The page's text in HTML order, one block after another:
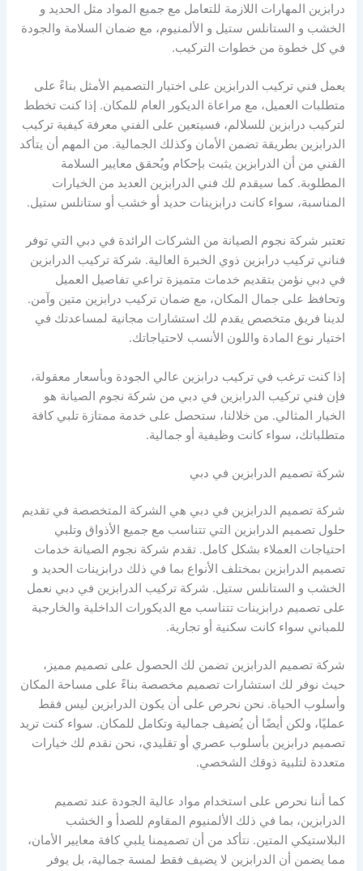
درابزين المهارات اللازمة للتعامل مع جميع المواد مثل الحديد و
الخشب و الستانلس ستيل و الألمنيوم، مع ضمان السلامة والجودة
في كل خطوة من خطوات التركيب.
يعمل فني تركيب الدرابزين على اختيار التصميم الأمثل بناءً على
متطلبات العميل، مع مراعاة الديكور العام للمكان. إذا كنت تخطط
لتركيب درابزين للسلالم، فسيتعين على الفني معرفة كيفية تركيب
الدرابزين بطريقة تضمن الأمان وكذلك الجمالية. من المهم أن يتأكد
الفني من أن الدرابزين يثبت بإحكام ويُحقق معايير السلامة
المطلوبة. كما سيقدم لك فني الدرابزين العديد من الخيارات
المناسبة، سواء كانت درابزينات حديد أو خشب أو ستانلس ستيل.
تعتبر شركة نجوم الصيانة من الشركات الرائدة في دبي التي توفر
فناني تركيب درابزين ذوي الخبرة العالية. شركة تركيب الدرابزين
في دبي نؤمن بتقديم خدمات متميزة تراعي تفاصيل العميل
وتحافظ على جمال المكان، مع ضمان تركيب درابزين متين وآمن.
لدينا فريق متخصص يقدم لك استشارات مجانية لمساعدتك في
اختيار نوع المادة واللون الأنسب لاحتياجاتك.
إذا كنت ترغب في تركيب درابزين عالي الجودة وبأسعار معقولة،
فإن فني تركيب الدرابزين في دبي من شركة نجوم الصيانة هو
الخيار المثالي. من خلالنا، ستحصل على خدمة ممتازة تلبي كافة
متطلباتك، سواء كانت وظيفية أو جمالية.
شركة تصميم الدرابزين في دبي
شركة تصميم الدرابزين في دبي هي الشركة المتخصصة في تقديم
حلول تصميم الدرابزين التي تتناسب مع جميع الأذواق وتلبي
احتياجات العملاء بشكل كامل. تقدم شركة نجوم الصيانة خدمات
تصميم الدرابزين بمختلف الأنواع بما في ذلك درابزينات الحديد و
الخشب و الستانلس ستيل. شركة تركيب الدرابزين في دبي نعمل
على تصميم درابزينات تتناسب مع الديكورات الداخلية والخارجية
للمباني سواء كانت سكنية أو تجارية.
شركة تصميم الدرابزين تضمن لك الحصول على تصميم مميز،
حيث نوفر لك استشارات تصميم مخصصة بناءً على مساحة المكان
وأسلوب الحياة. نحن نحرص على أن يكون الدرابزين ليس فقط
عمليًا، ولكن أيضًا أن يُضيف جمالية وتكامل للمكان. سواء كنت تريد
تصميم درابزين بأسلوب عصري أو تقليدي، نحن نقدم لك خيارات
متعددة لتلبية ذوقك الشخصي.
كما أننا نحرص على استخدام مواد عالية الجودة عند تصميم
الدرابزين، بما في ذلك الألمنيوم المقاوم للصدأ و الخشب
البلاستيكي المتين. نتأكد من أن تصميمنا يلبي كافة معايير الأمان،
مما يضمن أن الدرابزين لا يضيف فقط لمسة جمالية، بل يوفر